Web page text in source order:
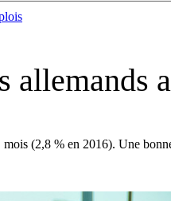
allemands
(2,8 % en 2016). Une